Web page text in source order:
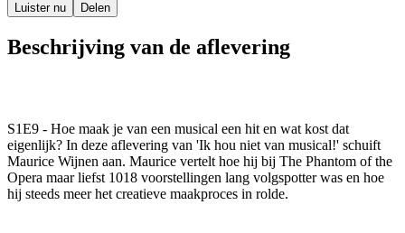
Luister nu Delen
Beschrijving van de aflevering
S1E9 - Hoe maak je van een musical een hit en wat kost dat
eigenlijk? In deze aflevering van 'Ik hou niet van musical!' schuift
Maurice Wijnen aan. Maurice vertelt hoe hij bij The Phantom of the
Opera maar liefst 1018 voorstellingen lang volgspotter was en hoe
hij steeds meer het creatieve maakproces in rolde.